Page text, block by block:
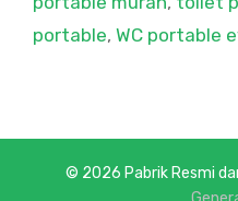
portable, WC portable
© 2026 Pabrik Resmi